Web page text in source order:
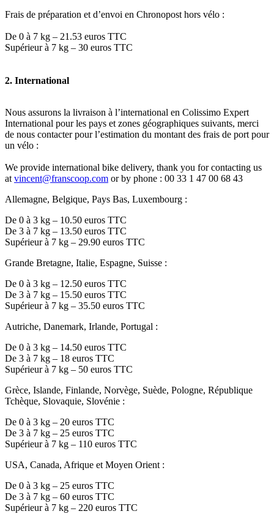
Frais de préparation et d’envoi en Chronopost hors vélo :
De 0 à 7 kg – 21.53 euros TTC
Supérieur à 7 kg – 30 euros TTC
2. International
Nous assurons la livraison à l’international en Colissimo Expert
International pour les pays et zones géographiques suivants, merci
de nous contacter pour l’estimation du montant des frais de port pour
un vélo :
We provide international bike delivery, thank you for contacting us
at vincent@franscoop.com or by phone : 00 33 1 47 00 68 43
Allemagne, Belgique, Pays Bas, Luxembourg :
De 0 à 3 kg – 10.50 euros TTC
De 3 à 7 kg – 13.50 euros TTC
Supérieur à 7 kg – 29.90 euros TTC
Grande Bretagne, Italie, Espagne, Suisse :
De 0 à 3 kg – 12.50 euros TTC
De 3 à 7 kg – 15.50 euros TTC
Supérieur à 7 kg – 35.50 euros TTC
Autriche, Danemark, Irlande, Portugal :
De 0 à 3 kg – 14.50 euros TTC
De 3 à 7 kg – 18 euros TTC
Supérieur à 7 kg – 50 euros TTC
Grèce, Islande, Finlande, Norvège, Suède, Pologne, République
Tchèque, Slovaquie, Slovénie :
De 0 à 3 kg – 20 euros TTC
De 3 à 7 kg – 25 euros TTC
Supérieur à 7 kg – 110 euros TTC
USA, Canada, Afrique et Moyen Orient :
De 0 à 3 kg – 25 euros TTC
De 3 à 7 kg – 60 euros TTC
Supérieur à 7 kg – 220 euros TTC